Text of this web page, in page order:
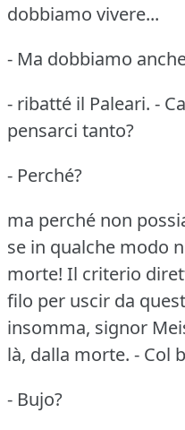
dobbiamo vivere...
- Ma dobbiamo
- ribatté il Paleari. -
pensarci tanto?
- Perché?
ma perché non
se in qualche modo
morte! Il criterio
filo per uscir da
insomma, signor
là, dalla morte. - Col
- Bujo?